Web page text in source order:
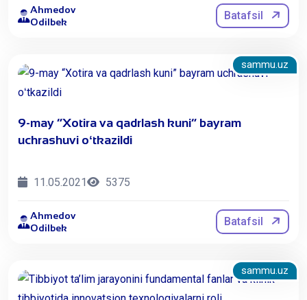
Ahmedov
Odilbek
Batafsil
sammu.uz
9-may “Xotira va qadrlash kuni” bayram
uchrashuvi oʻtkazildi
11.05.2021 5375
Ahmedov
Odilbek
Batafsil
sammu.uz